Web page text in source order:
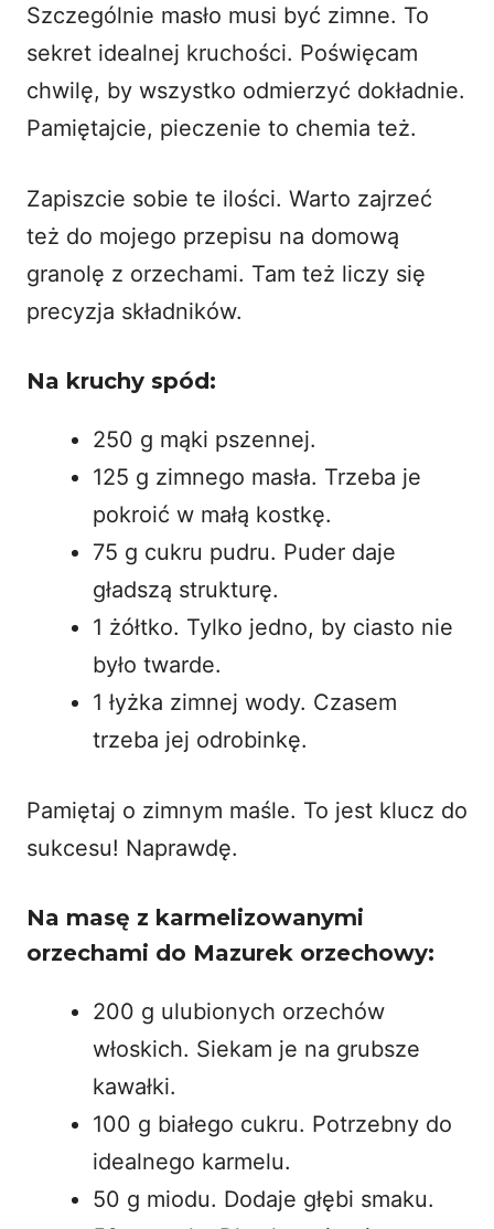
Szczególnie masło musi być zimne. To
sekret idealnej kruchości. Poświęcam
chwilę, by wszystko odmierzyć dokładnie.
Pamiętajcie, pieczenie to chemia też.
Zapiszcie sobie te ilości. Warto zajrzeć
też do mojego przepisu na domową
granolę z orzechami. Tam też liczy się
precyzja składników.
Na kruchy spód:
250 g mąki pszennej.
125 g zimnego masła. Trzeba je
pokroić w małą kostkę.
75 g cukru pudru. Puder daje
gładszą strukturę.
1 żółtko. Tylko jedno, by ciasto nie
było twarde.
1 łyżka zimnej wody. Czasem
trzeba jej odrobinkę.
Pamiętaj o zimnym maśle. To jest klucz do
sukcesu! Naprawdę.
Na masę z karmelizowanymi
orzechami do Mazurek orzechowy:
200 g ulubionych orzechów
włoskich. Siekam je na grubsze
kawałki.
100 g białego cukru. Potrzebny do
idealnego karmelu.
50 g miodu. Dodaje głębi smaku.